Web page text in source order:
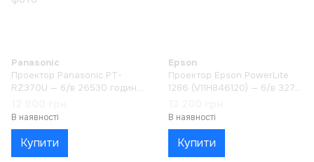
Panasonic
Проектор Panasonic PT-
RZ370U — б/в 26530 годин
В наявності
Купити
Epson
Проектор Epson PowerLite
1286 (V11H846120) — б/в 3272
В наявності
Купити